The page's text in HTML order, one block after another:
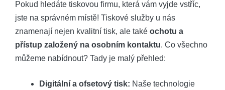
Pokud hledáte tiskovou firmu, která vám vyjde vstříc,
jste na správném místě! Tiskové služby u nás
znamenají nejen kvalitní tisk, ale také ochotu a
přístup založený na osobním kontaktu. Co všechno
můžeme nabídnout? Tady je malý přehled:
Digitální a ofsetový tisk: Naše technologie